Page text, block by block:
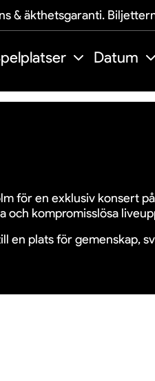
& äkthetsgaranti.
Datum
fören exklusiv konsert på
och kompromisslösa
en platsförgemenskap,